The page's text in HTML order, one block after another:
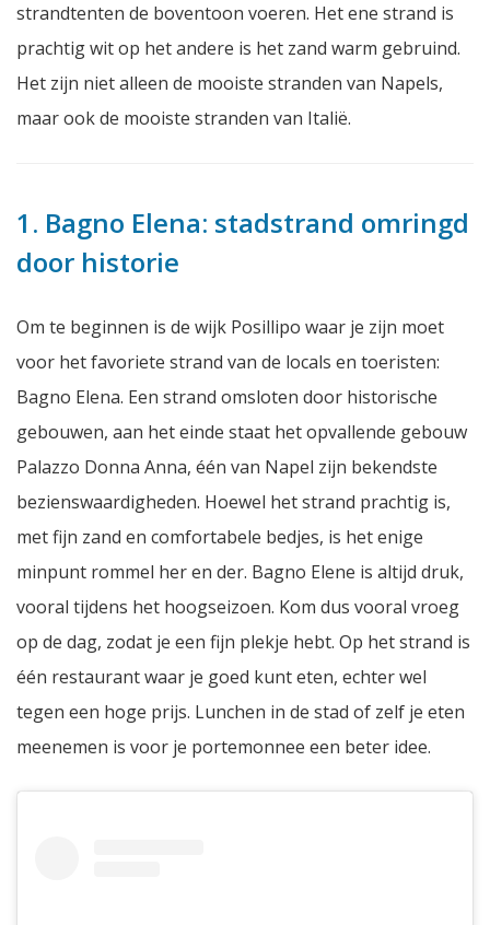
strandtenten de boventoon voeren. Het ene strand is
prachtig wit op het andere is het zand warm gebruind.
Het zijn niet alleen de mooiste stranden van Napels,
maar ook de mooiste stranden van Italië.
1. Bagno Elena: stadstrand omringd
door historie
Om te beginnen is de wijk Posillipo waar je zijn moet
voor het favoriete strand van de locals en toeristen:
Bagno Elena. Een strand omsloten door historische
gebouwen, aan het einde staat het opvallende gebouw
Palazzo Donna Anna, één van Napel zijn bekendste
bezienswaardigheden. Hoewel het strand prachtig is,
met fijn zand en comfortabele bedjes, is het enige
minpunt rommel her en der. Bagno Elene is altijd druk,
vooral tijdens het hoogseizoen. Kom dus vooral vroeg
op de dag, zodat je een fijn plekje hebt. Op het strand is
één restaurant waar je goed kunt eten, echter wel
tegen een hoge prijs. Lunchen in de stad of zelf je eten
meenemen is voor je portemonnee een beter idee.